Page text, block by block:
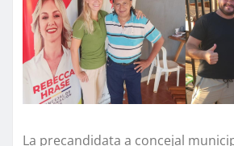
La precandidata a concejal